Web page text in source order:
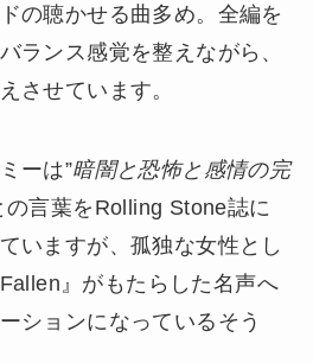
の聴かせる曲多め。全編を
ランス感覚を整えながら、
させています。
ーは”暗闇と恐怖と感情の完
の言葉をRolling Stone誌に
いますが、孤独な女性とし
』がもたらした名声へ
ションになっているそう